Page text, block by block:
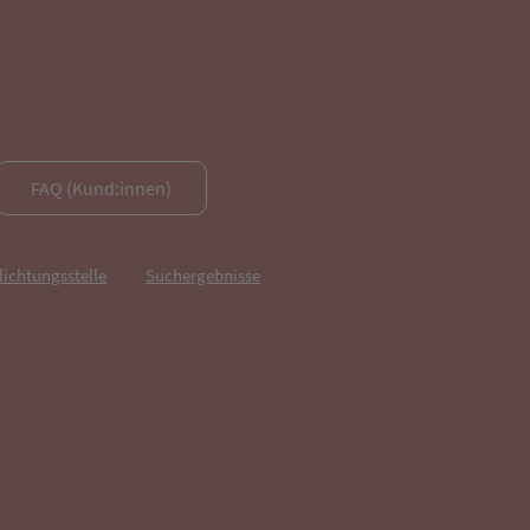
FAQ (Kund:innen)
Suchergebnisse